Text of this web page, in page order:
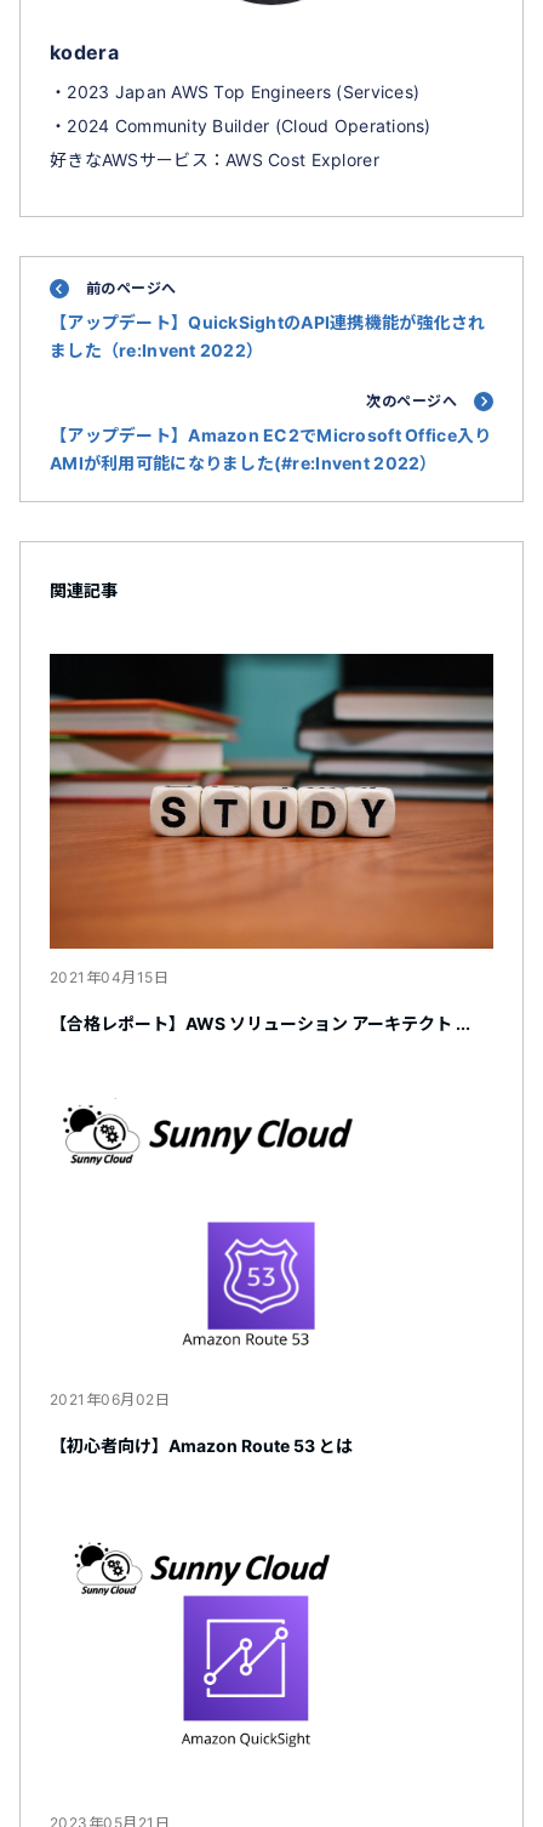
kodera
・2023 Japan AWS Top Engineers (Services)
・2024 Community Builder (Cloud Operations)
好きなAWSサービス：AWS Cost Explorer
前のページへ
【アップデート】QuickSightのAPI連携機能が強化され
ました（re:Invent 2022）
次のページへ
【アップデート】Amazon EC2でMicrosoft Office入り
AMIが利用可能になりました(#re:Invent 2022）
関連記事
2021年04月15日
【合格レポート】AWS ソリューション アーキテクト ...
2021年06月02日
【初心者向け】Amazon Route 53 とは
2023年05月21日